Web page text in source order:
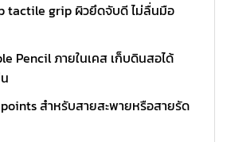
tactile grip ผิวยึดจับดี ไม่ลื่นมือ
Pencil ภายในเคส เก็บดินสอได้
สำหรับสายสะพายหรือสายรัด